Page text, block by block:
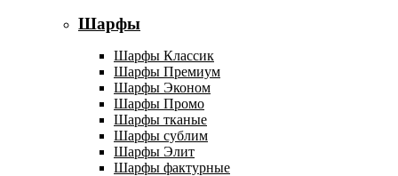
Шарфы
Шарфы Классик
Шарфы Премиум
Шарфы Эконом
Шарфы Промо
Шарфы тканые
Шарфы сублим
Шарфы Элит
Шарфы фактурные